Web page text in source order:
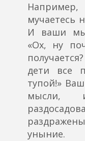
мучаетесь
И ваши
«Ох, ну
дети все
тупой!»
мысли,
уныние.